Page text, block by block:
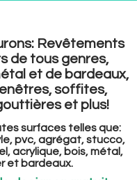
Revêtements
de tous genres,
et de bardeaux,
soffites,
et plus!
surfaces tellesque:
pvc, agrégat, stucco,
acrylique, bois, métal,
et bardeaux.